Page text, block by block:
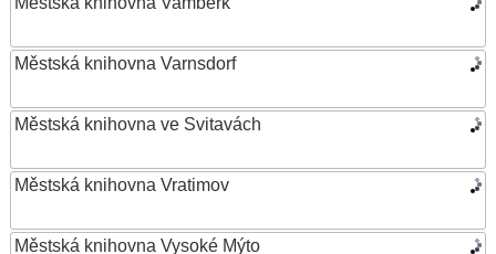
Městská knihovna Varnsdorf
Městská knihovna ve Svitavách
Městská knihovna Vratimov
Městská knihovna Vysoké Mýto